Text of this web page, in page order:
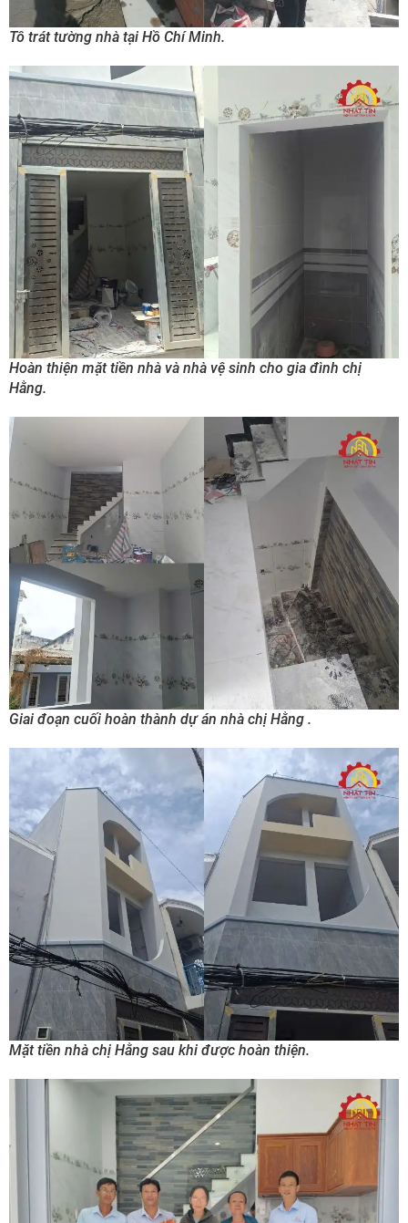
Tô trát tường nhà tại Hồ Chí Minh.
Hoàn thiện mặt tiền nhà và nhà vệ sinh cho gia đình chị
Hằng.
Giai đoạn cuối hoàn thành dự án nhà chị Hằng .
Mặt tiền nhà chị Hằng sau khi được hoàn thiện.